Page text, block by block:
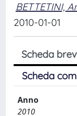
BETTETINI,
2010-01-01
Scheda
Scheda
Anno
2010